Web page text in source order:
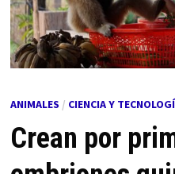
ANIMALES / CIENCIA Y
Crean por